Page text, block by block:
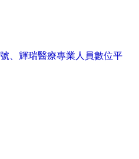
、輝瑞醫療專業人員數位平